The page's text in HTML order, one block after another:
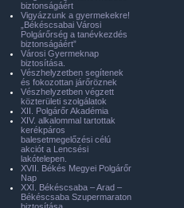
biztonságáért
Vigyázzunk a gyermekekre!
„Békéscsabai Városi
Polgárőrség a tanévkezdés
biztonságáért”
Városi Gyermeknap
biztosítása.
Vészhelyzetben segítenek
és fokozottan járőröznek
Vészhelyzetben végzett
közterületi szolgálatok
XII. Polgárőr Akadémia
XIV. alkalommal tartottak
kerékpáros
balesetmegelőzési célú
akciót a Lencsési
lakótelepen.
XVII. Békés Megyei Polgárőr
Nap
XXI. Békéscsaba – Arad –
Békéscsaba Szupermaraton